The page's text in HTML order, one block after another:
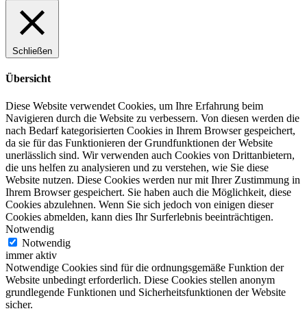
Schließen
Übersicht
Diese Website verwendet Cookies, um Ihre Erfahrung beim
Navigieren durch die Website zu verbessern. Von diesen werden die
nach Bedarf kategorisierten Cookies in Ihrem Browser gespeichert,
da sie für das Funktionieren der Grundfunktionen der Website
unerlässlich sind. Wir verwenden auch Cookies von Drittanbietern,
die uns helfen zu analysieren und zu verstehen, wie Sie diese
Website nutzen. Diese Cookies werden nur mit Ihrer Zustimmung in
Ihrem Browser gespeichert. Sie haben auch die Möglichkeit, diese
Cookies abzulehnen. Wenn Sie sich jedoch von einigen dieser
Cookies abmelden, kann dies Ihr Surferlebnis beeinträchtigen.
Notwendig
Notwendig
immer aktiv
Notwendige Cookies sind für die ordnungsgemäße Funktion der
Website unbedingt erforderlich. Diese Cookies stellen anonym
grundlegende Funktionen und Sicherheitsfunktionen der Website
sicher.